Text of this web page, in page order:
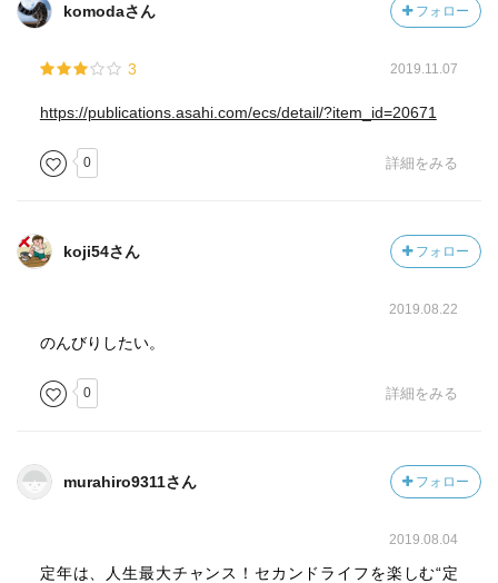
komodaさん フォロー
3 2019.11.07
https://publications.asahi.com/ecs/detail/?item_id=20671
0 詳細をみる
koji54さん フォロー
2019.08.22
のんびりしたい。
0 詳細をみる
murahiro9311さん フォロー
2019.08.04
定年は、人生最大チャンス！セカンドライフを楽しむ“定